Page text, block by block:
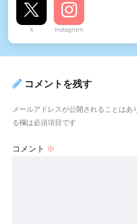
X Instagram
コメントを残す
メールアドレスが公開されることはあ
る欄は必須項目です
コメント ※